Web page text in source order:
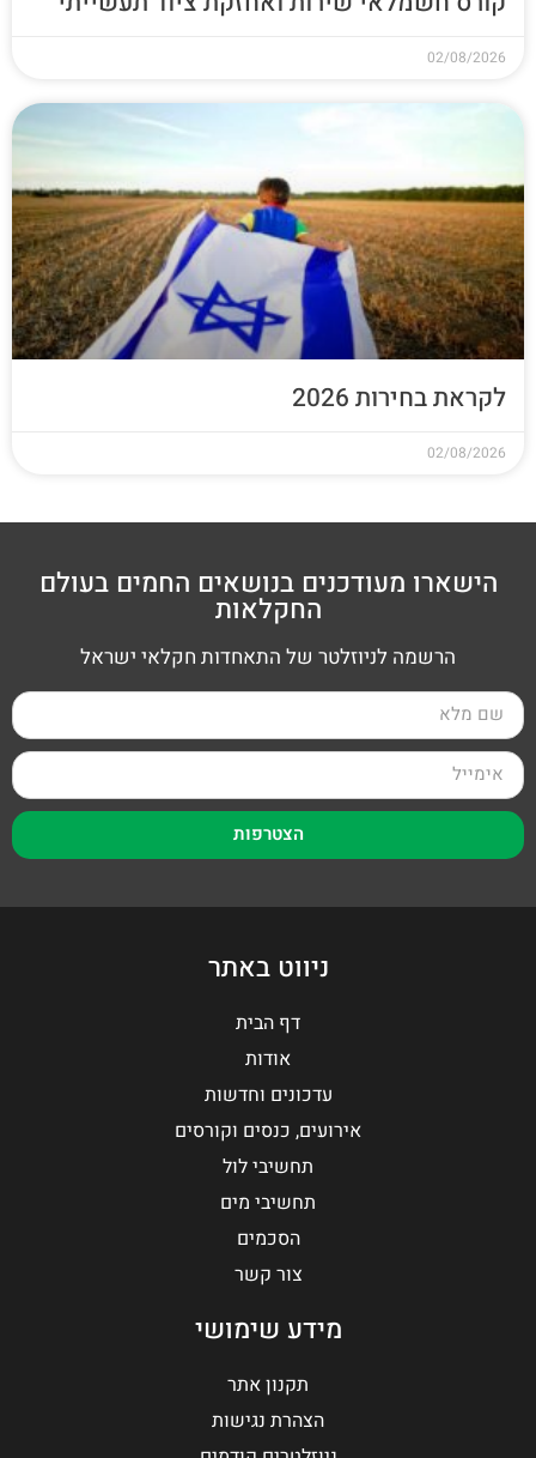
02/08/2026
לקראת בחירות 2026
02/08/2026
הישארו מעודכנים בנושאים החמים בעולם
החקלאות
הרשמה לניוזלטר של התאחדות חקלאי ישראל
הצטרפות
ניווט באתר
דף הבית
אודות
עדכונים וחדשות
אירועים, כנסים וקורסים
תחשיבי לול
תחשיבי מים
הסכמים
צור קשר
מידע שימושי
תקנון אתר
הצהרת נגישות